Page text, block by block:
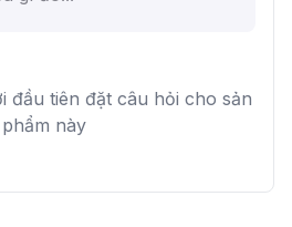
đầu tiên đặt câu hỏi cho sản
phẩm này